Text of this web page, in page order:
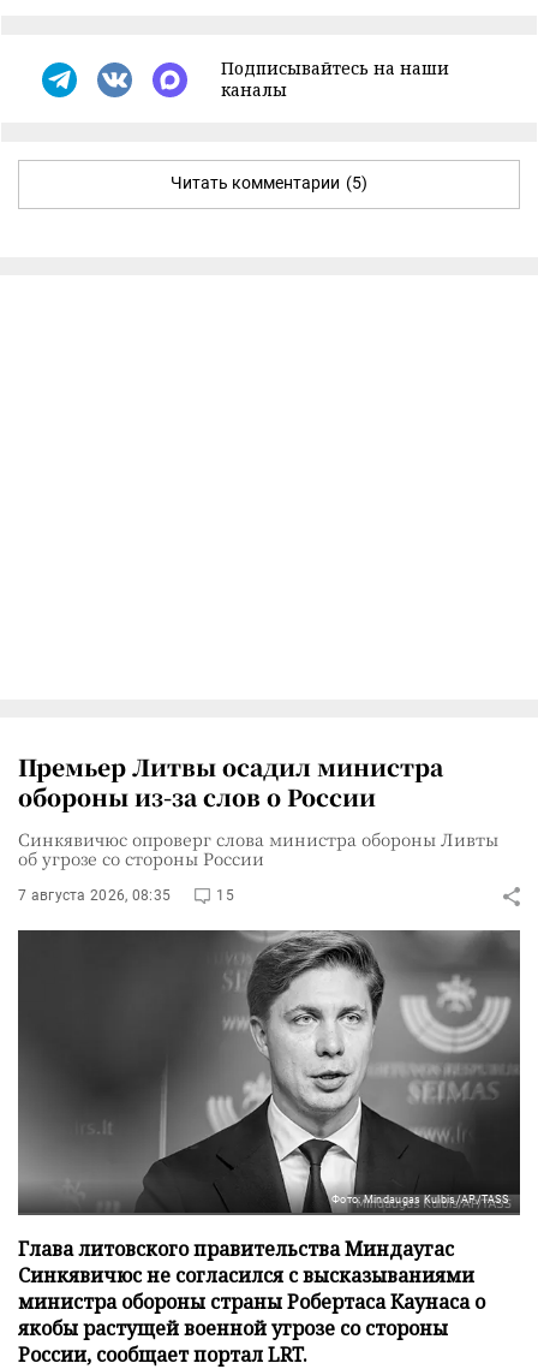
Подписывайтесь на наши
каналы
Читать комментарии (5)
Премьер Литвы осадил министра
обороны из-за слов о России
Синкявичюс опроверг слова министра обороны Ливты
об угрозе со стороны России
7 августа 2026, 08:35 15
Фото: Mindaugas Kulbis/AP/TASS
Глава литовского правительства Миндаугас
Синкявичюс не согласился с высказываниями
министра обороны страны Робертаса Каунаса о
якобы растущей военной угрозе со стороны
России, сообщает портал LRT.